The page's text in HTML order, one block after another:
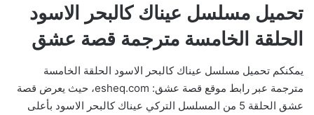
تحميل مسلسل عيناك كالبحر الاسود
الحلقة الخامسة مترجمة قصة عشق
يمكنكم تحميل مسلسل عيناك كالبحر الاسود الحلقة الخامسة
مترجمة عبر رابط موقع قصة عشق: esheq.com، حيث يعرض قصة
عشق الحلقة 5 من المسلسل التركي عيناك كالبحر الاسود بأعلى